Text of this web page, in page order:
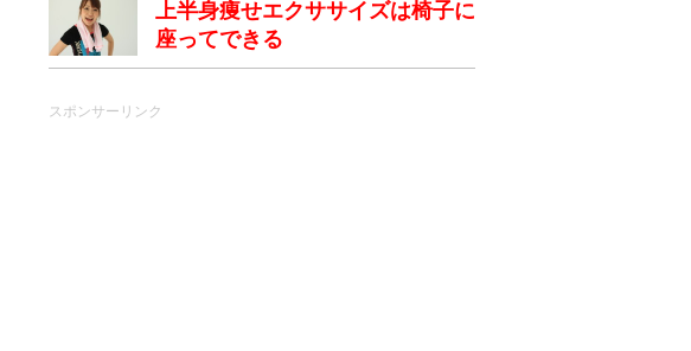
上半身痩せエクササイズは椅子に
座ってできる
スポンサーリンク